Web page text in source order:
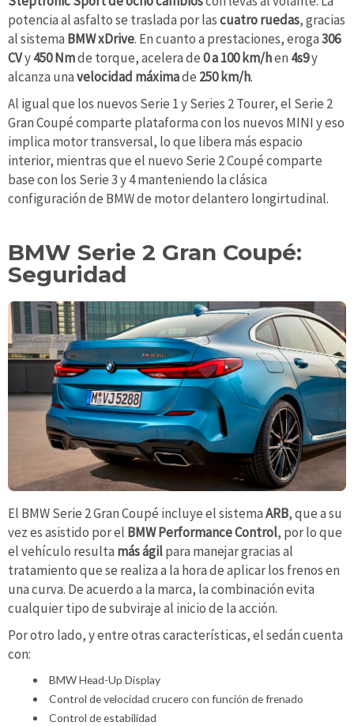
potencia al asfalto se traslada por lascuatro ruedas, gracias
al sistema BMW xDrive. En cuanto a prestaciones, eroga306
CVy450 Nmde torque, acelera de0 a 100 km/hen 4s9y
alcanza unavelocidad máximade 250 km/h.
Al igual que los nuevos Serie 1 y Series 2 Tourer, el Serie 2
Gran Coupé comparte plataforma con los nuevos MINI y eso
implica motor transversal, lo que libera más espacio
interior, mientras que el nuevo Serie 2 Coupé comparte
base con los Serie 3 y 4 manteniendo la clásica
configuración de BMW de motor delantero longirtudinal.
BMW Serie 2 Gran Coupé:
Seguridad
El BMW Serie 2 Gran Coupé incluye el sistemaARB, que a su
vez es asistido por el BMW Performance Control, por lo que
el vehículo resulta más ágilpara manejar gracias al
tratamiento que se realiza a la hora de aplicar los frenos en
una curva. De acuerdo a la marca, la combinación evita
cualquier tipo de subviraje al inicio de la acción.
Por otro lado, y entre otras características, el sedán cuenta
con:
BMW Head-Up Display
Control de velocidad crucero con función de frenado
Control de estabilidad